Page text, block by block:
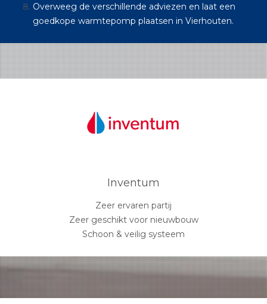
Overweeg de verschillende adviezen en laat een
goedkope warmtepomp plaatsen in Vierhouten.
Inventum
Zeer ervaren partij
Zeer geschikt voor nieuwbouw
Schoon & veilig systeem